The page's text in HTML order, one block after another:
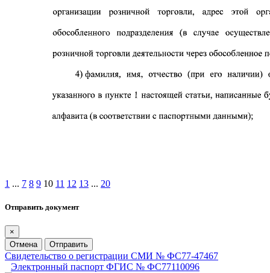
1 ... 7 8 9 10 11 12 13 ... 20
Отправить документ
×
Отмена
Отправить
Свидетельство о регистрации СМИ № ФС77-47467
Электронный паспорт ФГИС № ФС77110096